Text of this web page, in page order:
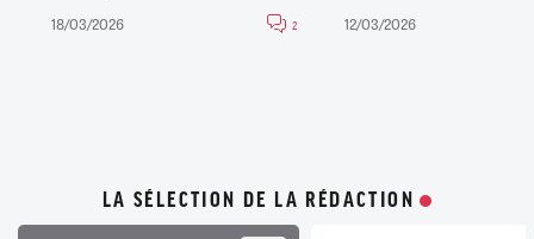
18/03/2026 2 12/03/2026
LA SÉLECTION DE LA RÉDACTION